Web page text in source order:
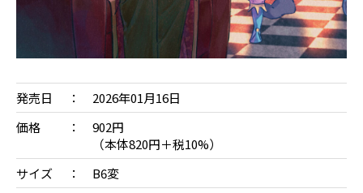
発売日
2026年01月16日
価格
902円
（本体820円＋税10%）
サイズ
B6変